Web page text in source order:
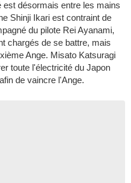
est désormais entre les mains
Shinji Ikari est contraint de
du pilote Rei Ayanami,
chargés de se battre, mais
Ange. Misato Katsuragi
toute l'électricité du Japon
de vaincre l'Ange.